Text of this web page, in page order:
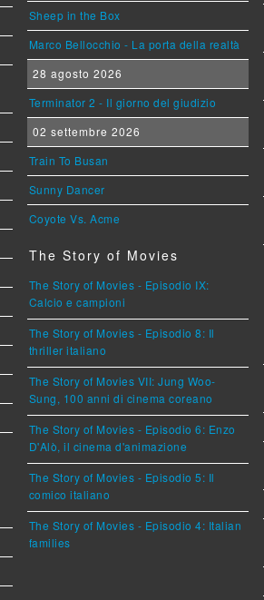
Sheep in the Box
Marco Bellocchio - La porta della realtà
28 agosto 2026
Terminator 2 - Il giorno del giudizio
02 settembre 2026
Train To Busan
Sunny Dancer
Coyote Vs. Acme
The Story of Movies
The Story of Movies - Episodio IX:
Calcio e campioni
The Story of Movies - Episodio 8: Il
thriller italiano
The Story of Movies VII: Jung Woo-
Sung, 100 anni di cinema coreano
The Story of Movies - Episodio 6: Enzo
D'Alò, il cinema d'animazione
The Story of Movies - Episodio 5: Il
comico italiano
The Story of Movies - Episodio 4: Italian
families